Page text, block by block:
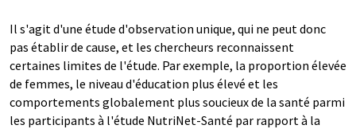
Il s'agit d'une étude d'observation unique, qui ne peut donc
pas établir de cause, et les chercheurs reconnaissent
certaines limites de l'étude. Par exemple, la proportion élevée
de femmes, le niveau d'éducation plus élevé et les
comportements globalement plus soucieux de la santé parmi
les participants à l'étude NutriNet-Santé par rapport à la